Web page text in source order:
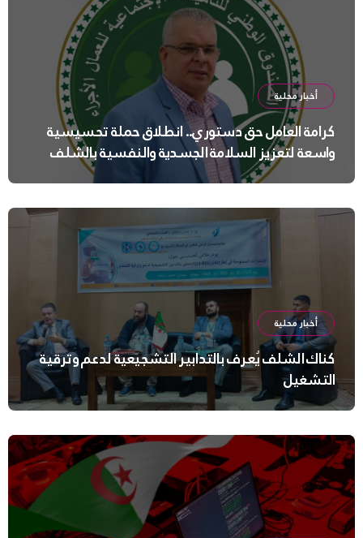
أخبار محلية
كرامة العامل حق دستوري.. انطلاق حملة تحسيسية
واسعة لتعزيز السلامة الجسدية والنفسية بالشلف
أخبار محلية
كناك الشلف يُعرف بالتدابير التشجيعية لدعم وترقية
التشغيل